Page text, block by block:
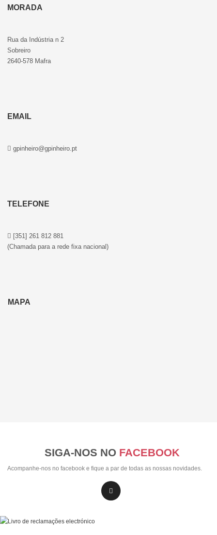
MORADA
Rua da Indústria n 2
Sobreiro
2640-578 Mafra
EMAIL
gpinheiro@gpinheiro.pt
TELEFONE
[351] 261 812 881
(Chamada para a rede fixa nacional)
MAPA
SIGA-NOS NO FACEBOOK
Acompanhe-nos no facebook e fique a par de todas as nossas novidades.